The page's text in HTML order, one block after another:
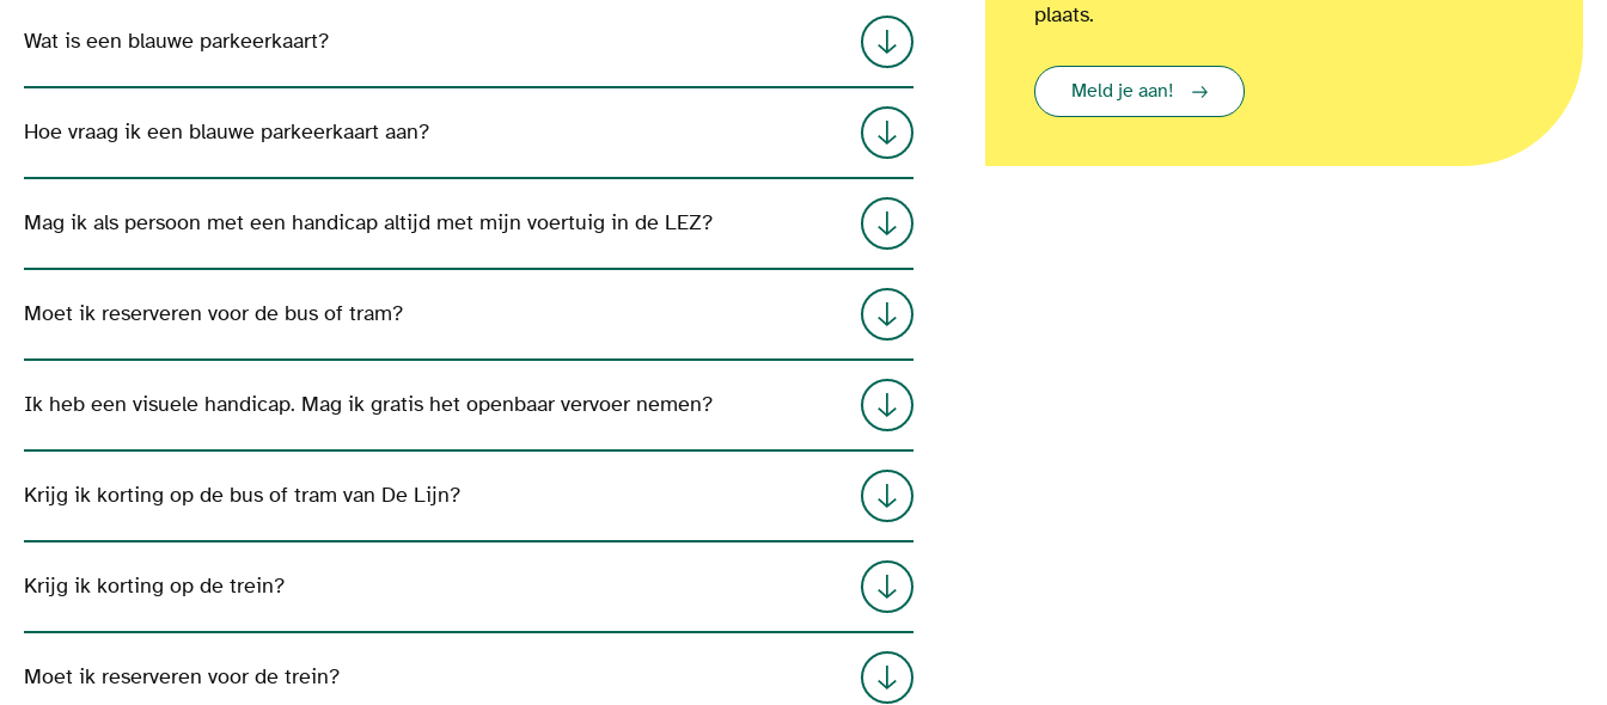
Wat is een blauwe parkeerkaart?
Hoe vraag ik een blauwe parkeerkaart aan?
Mag ik als persoon met een handicap altijd met mijn voertuig in de LEZ?
Moet ik reserveren voor de bus of tram?
Ik heb een visuele handicap. Mag ik gratis het openbaar vervoer nemen?
Krijg ik korting op de bus of tram van De Lijn?
Krijg ik korting op de trein?
Moet ik reserveren voor de trein?
plaats.
Meld je aan!